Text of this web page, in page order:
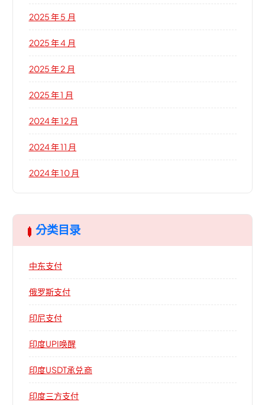
2025 年 5 月
2025 年 4 月
2025 年 2 月
2025 年 1 月
2024 年 12 月
2024 年 11 月
2024 年 10 月
分类目录
中东支付
俄罗斯支付
印尼支付
印度UPI唤醒
印度USDT承兑商
印度三方支付